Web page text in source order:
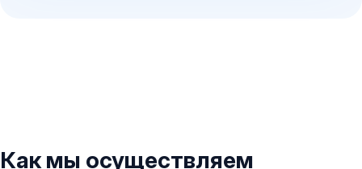
Как мы осуществляем